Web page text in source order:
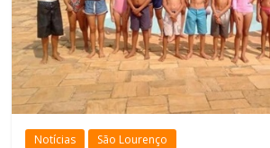
de
Minas
Notícias São Lourenço